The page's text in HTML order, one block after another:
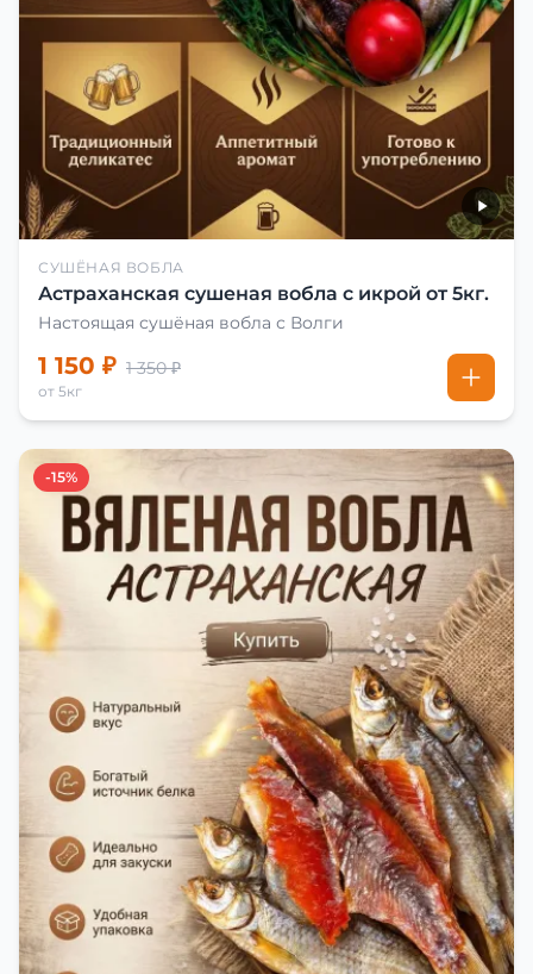
СУШЁНАЯ ВОБЛА
Астраханская сушеная вобла с икрой от 5кг.
Настоящая сушёная вобла с Волги
1 150 ₽ 1 350 ₽
от 5кг
-15%